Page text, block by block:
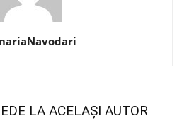
DE LA ACELAȘI AUTOR